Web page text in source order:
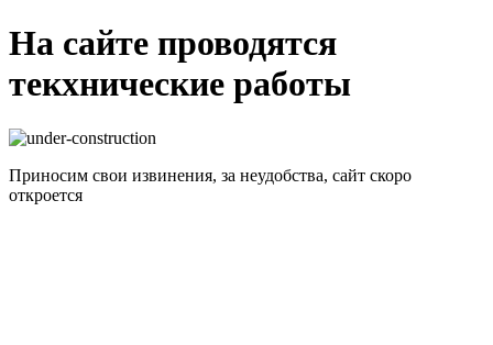
На сайте проводятся
текхнические работы
Приносим свои извинения, за неудобства, сайт скоро
откроется